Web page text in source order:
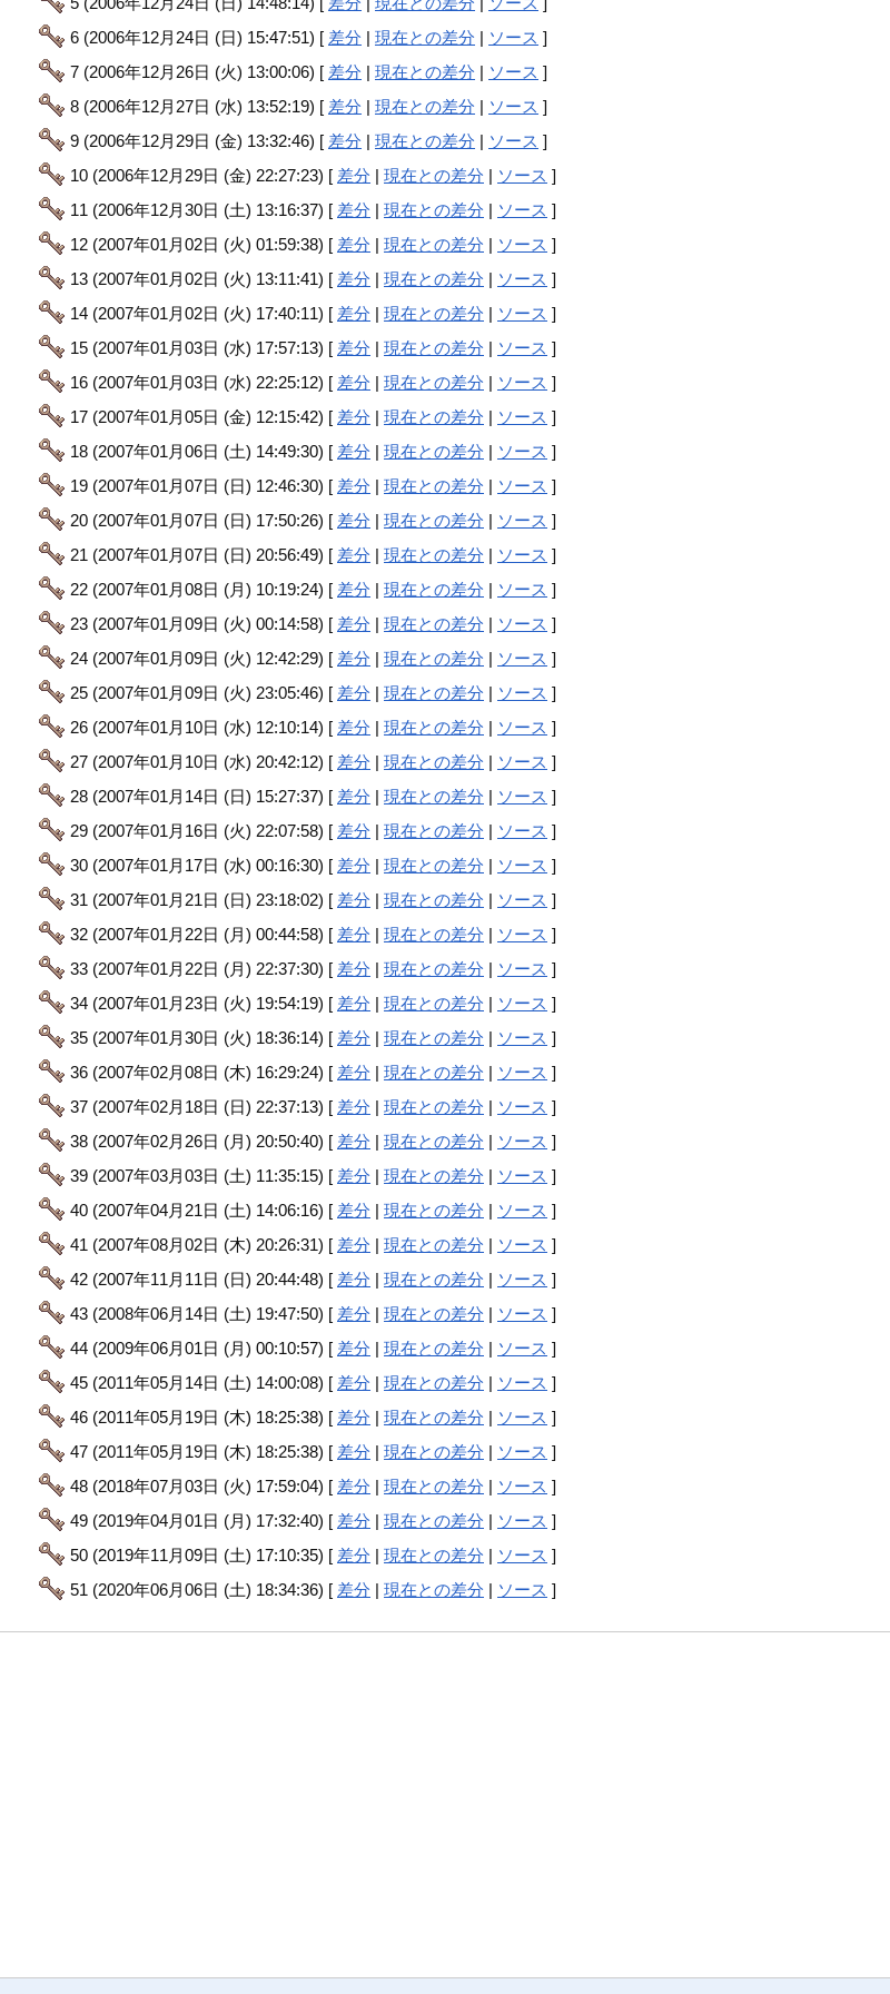
6 (2006年12月24日 (日) 15:47:51) [ 差分 |現在との差分 | ソース ]
7 (2006年12月26日 (火) 13:00:06) [ 差分 |現在との差分 | ソース ]
8 (2006年12月27日 (水) 13:52:19) [ 差分 |現在との差分 | ソース ]
9 (2006年12月29日 (金) 13:32:46) [ 差分 |現在との差分 | ソース ]
10 (2006年12月29日 (金) 22:27:23) [ 差分 |現在との差分 | ソース ]
11 (2006年12月30日 (土) 13:16:37) [ 差分 |現在との差分 | ソース ]
12 (2007年01月02日 (火) 01:59:38) [ 差分 |現在との差分 | ソース ]
13 (2007年01月02日 (火) 13:11:41) [ 差分 |現在との差分 | ソース ]
14 (2007年01月02日 (火) 17:40:11) [ 差分 |現在との差分 | ソース ]
15 (2007年01月03日 (水) 17:57:13) [ 差分 |現在との差分 | ソース ]
16 (2007年01月03日 (水) 22:25:12) [ 差分 |現在との差分 | ソース ]
17 (2007年01月05日 (金) 12:15:42) [ 差分 |現在との差分 | ソース ]
18 (2007年01月06日 (土) 14:49:30) [ 差分 |現在との差分 | ソース ]
19 (2007年01月07日 (日) 12:46:30) [ 差分 |現在との差分 | ソース ]
20 (2007年01月07日 (日) 17:50:26) [ 差分 |現在との差分 | ソース ]
21 (2007年01月07日 (日) 20:56:49) [ 差分 |現在との差分 | ソース ]
22 (2007年01月08日 (月) 10:19:24) [ 差分 |現在との差分 | ソース ]
23 (2007年01月09日 (火) 00:14:58) [ 差分 |現在との差分 | ソース ]
24 (2007年01月09日 (火) 12:42:29) [ 差分 |現在との差分 | ソース ]
25 (2007年01月09日 (火) 23:05:46) [ 差分 |現在との差分 | ソース ]
26 (2007年01月10日 (水) 12:10:14) [ 差分 |現在との差分 | ソース ]
27 (2007年01月10日 (水) 20:42:12) [ 差分 |現在との差分 | ソース ]
28 (2007年01月14日 (日) 15:27:37) [ 差分 |現在との差分 | ソース ]
29 (2007年01月16日 (火) 22:07:58) [ 差分 |現在との差分 | ソース ]
30 (2007年01月17日 (水) 00:16:30) [ 差分 |現在との差分 | ソース ]
31 (2007年01月21日 (日) 23:18:02) [ 差分 |現在との差分 | ソース ]
32 (2007年01月22日 (月) 00:44:58) [ 差分 |現在との差分 | ソース ]
33 (2007年01月22日 (月) 22:37:30) [ 差分 |現在との差分 | ソース ]
34 (2007年01月23日 (火) 19:54:19) [ 差分 |現在との差分 | ソース ]
35 (2007年01月30日 (火) 18:36:14) [ 差分 |現在との差分 | ソース ]
36 (2007年02月08日 (木) 16:29:24) [ 差分 |現在との差分 | ソース ]
37 (2007年02月18日 (日) 22:37:13) [ 差分 |現在との差分 | ソース ]
38 (2007年02月26日 (月) 20:50:40) [ 差分 |現在との差分 | ソース ]
39 (2007年03月03日 (土) 11:35:15) [ 差分 |現在との差分 | ソース ]
40 (2007年04月21日 (土) 14:06:16) [ 差分 |現在との差分 | ソース ]
41 (2007年08月02日 (木) 20:26:31) [ 差分 |現在との差分 | ソース ]
42 (2007年11月11日 (日) 20:44:48) [ 差分 |現在との差分 | ソース ]
43 (2008年06月14日 (土) 19:47:50) [ 差分 |現在との差分 | ソース ]
44 (2009年06月01日 (月) 00:10:57) [ 差分 |現在との差分 | ソース ]
45 (2011年05月14日 (土) 14:00:08) [ 差分 |現在との差分 | ソース ]
46 (2011年05月19日 (木) 18:25:38) [ 差分 |現在との差分 | ソース ]
47 (2011年05月19日 (木) 18:25:38) [ 差分 |現在との差分 | ソース ]
48 (2018年07月03日 (火) 17:59:04) [ 差分 |現在との差分 | ソース ]
49 (2019年04月01日 (月) 17:32:40) [ 差分 |現在との差分 | ソース ]
50 (2019年11月09日 (土) 17:10:35) [ 差分 |現在との差分 | ソース ]
51 (2020年06月06日 (土) 18:34:36) [ 差分 |現在との差分 | ソース ]